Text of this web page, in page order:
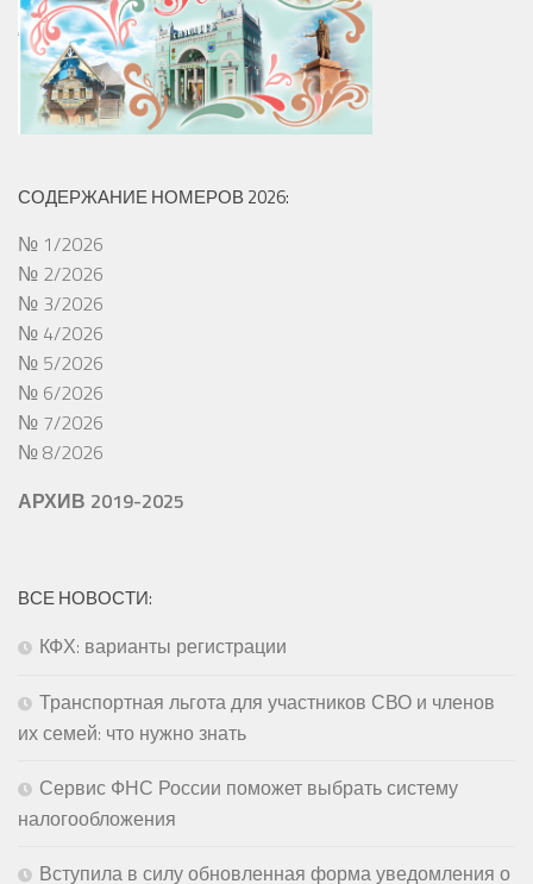
СОДЕРЖАНИЕ НОМЕРОВ 2026:
№ 1/2026
№ 2/2026
№ 3/2026
№ 4/2026
№ 5/2026
№ 6/2026
№ 7/2026
№ 8/2026
АРХИВ 2019-2025
ВСЕ НОВОСТИ:
КФХ: варианты регистрации
Транспортная льгота для участников СВО и членов
их семей: что нужно знать
Сервис ФНС России поможет выбрать систему
налогообложения
Вступила в силу обновленная форма уведомления о